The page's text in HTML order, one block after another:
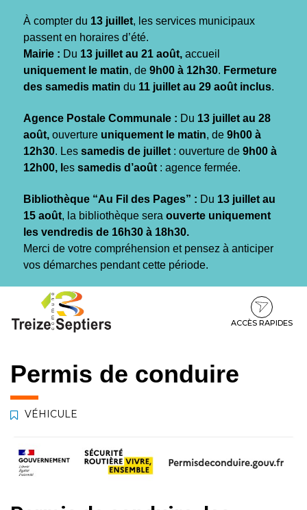
À compter du 13 juillet, les services municipaux
passent en horaires d’été.
Mairie : Du 13 juillet au 21 août, accueil
uniquement le matin, de 9h00 à 12h30. Fermeture
des samedis matin du 11 juillet au 29 août inclus.
Agence Postale Communale : Du 13 juillet au 28
août, ouverture uniquement le matin, de 9h00 à
12h30. Les samedis de juillet : ouverture de 9h00 à
12h00, l es samedis d’août : agence fermée.
Bibliothèque “Au Fil des Pages” : Du 13 juillet au
15 août, la bibliothèque sera ouverte uniquement
les vendredis de 16h30 à 18h30.
Merci de votre compréhension et pensez à anticiper
vos démarches pendant cette période.
contenu
pied
ACCÈS RAPIDES
Permis de conduire
VÉHICULE